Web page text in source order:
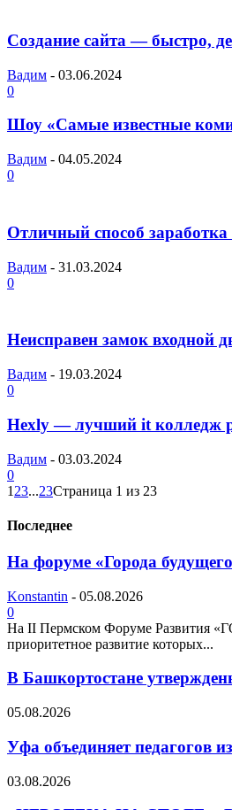
Создание сайта — быстро,
Вадим - 03.06.2024
0
Шоу «Самые известные
Вадим - 04.05.2024
0
Отличный способ
Вадим - 31.03.2024
0
Неисправен замок входной
Вадим - 19.03.2024
0
Hexly — лучший it колледж
Вадим - 03.03.2024
0
1 23...23Страница 1 из 23
Последнее
На форуме «Города
Konstantin - 05.08.2026
0
На II Пермском Форуме Развития
приоритетное развитие которых...
В Башкортостане
05.08.2026
Уфа объединяет педагогов
03.08.2026